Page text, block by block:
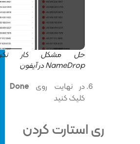
حل مشکل کار نکردن
NameDrop در آیفون
در نهایت رویDone
کلیک کنید‌
ری استارت کردن